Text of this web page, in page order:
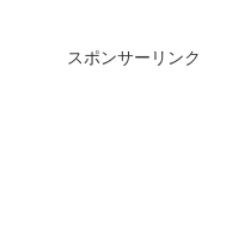
スポンサーリンク